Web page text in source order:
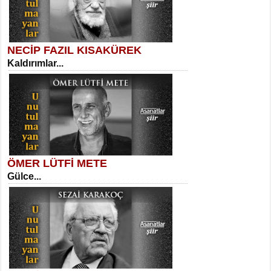
SELAHATTİN YILDIZ
İnsanın Zindanı...
MEHMET TAŞTAN
Vagon’da Bir Şairle...
Kadir Ünal
Ayağıma Dolanan Yokuş...
Mehmet Çoban
Elmira...
NECİP FAZIL KISAKÜREK
Kaldırımlar...
ÖMER LÜTFİ METE
Gülce...